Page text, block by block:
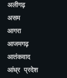
अलीगढ़
असम
आगरा
आजमगढ़
आतंकवाद
आंध्र प्रदेश